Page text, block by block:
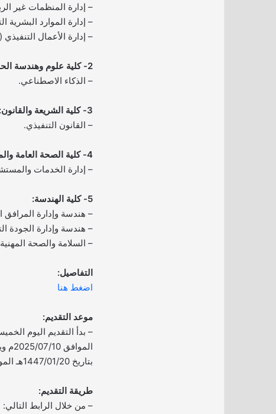
– إدارة المنظمات غير
– إدارة الموارد البشرية
– إدارة الأعمال التنفيذي (EMBA).
2- كلية علوم وهندسة الحاسب الآلي:
– الذكاء الاصطناعي.
3- كلية الشريعة والقانون:
– القانون التنفيذي.
4- كلية الصحة العامة والمعلوماتية الصحية:
– إدارة الخدمات
5- كلية الهندسة:
– هندسة وإدارة المرافق
– هندسة وإدارة الجودة
– السلامة والصحة
التفاصيل:
اضغط هنا
موعد التقديم:
بتاريخ 1447/01/20هـ الموافق 2025/07/15م.
طريقة التقديم:
– من خلال الرابط التالي: